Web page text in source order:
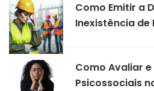
Como Emitir a
Inexistência de
Como Avaliar
Psicossociais